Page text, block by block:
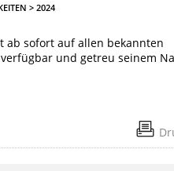
> 2024
ab sofort auf allen bekannten
und getreu seinem